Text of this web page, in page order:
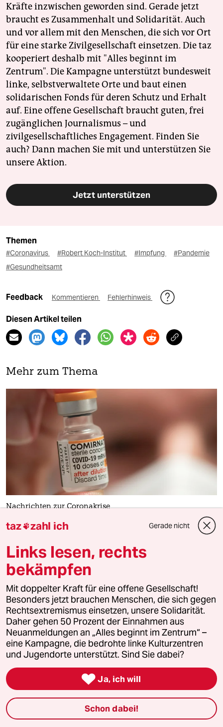
Kräfte inzwischen geworden sind. Gerade jetzt
braucht es Zusammenhalt und Solidarität. Auch
und vor allem mit den Menschen, die sich vor Ort
für eine starke Zivilgesellschaft einsetzen. Die taz
kooperiert deshalb mit "Alles beginnt im
Zentrum". Die Kampagne unterstützt bundesweit
linke, selbstverwaltete Orte und baut einen
solidarischen Fonds für deren Schutz und Erhalt
auf. Eine offene Gesellschaft braucht guten, frei
zugänglichen Journalismus – und
zivilgesellschaftliches Engagement. Finden Sie
auch? Dann machen Sie mit und unterstützen Sie
unsere Aktion.
Jetzt unterstützen
Themen
#Coronavirus #Robert Koch-Institut #Impfung
#Pandemie
#Gesundheitsamt
Feedback Kommentieren Fehlerhinweis
Diesen Artikel teilen
Mehr zum Thema
Nachrichten zur Coronakrise
Droht ein Impfstoffmangel?
Deutschland für Anfang 2022 Impfstoff. In den USA sind
mehr als 800.000 Menschen an Corona gestorben.
Kinderimpfung gegen Corona
Ihr Kinderlein, rettet uns!
taz zahl ich Gerade nicht
Links lesen, rechts
bekämpfen
Mit doppelter Kraft für eine offene Gesellschaft!
Besonders jetzt brauchen Menschen, die sich gegen
Rechtsextremismus einsetzen, unsere Solidarität.
Daher gehen 50 Prozent der Einnahmen aus
Neuanmeldungen an „Alles beginnt im Zentrum“ –
eine Kampagne, die bedrohte linke Kulturzentren
und Jugendorte unterstützt. Sind Sie dabei?
 Ja, ich will
Schon dabei!